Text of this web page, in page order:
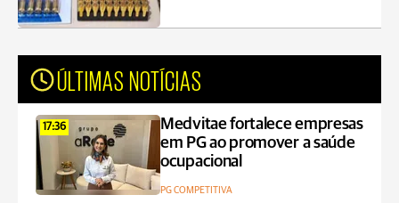
ÚLTIMAS NOTÍCIAS
17:36
Medvitae fortalece empresas
em PG ao promover a saúde
ocupacional
PG COMPETITIVA